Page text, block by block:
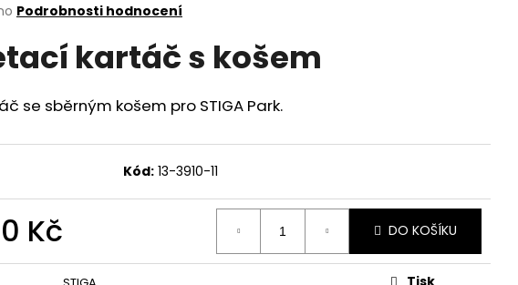
Podrobnosti hodnocení
kartáč s košem
se sběrným košem pro STIGA Park.
Kód: 13-3910-11
Kč DO KOŠÍKU
Tisk
HUSQVARNA AUTOMOWER 430V NERA